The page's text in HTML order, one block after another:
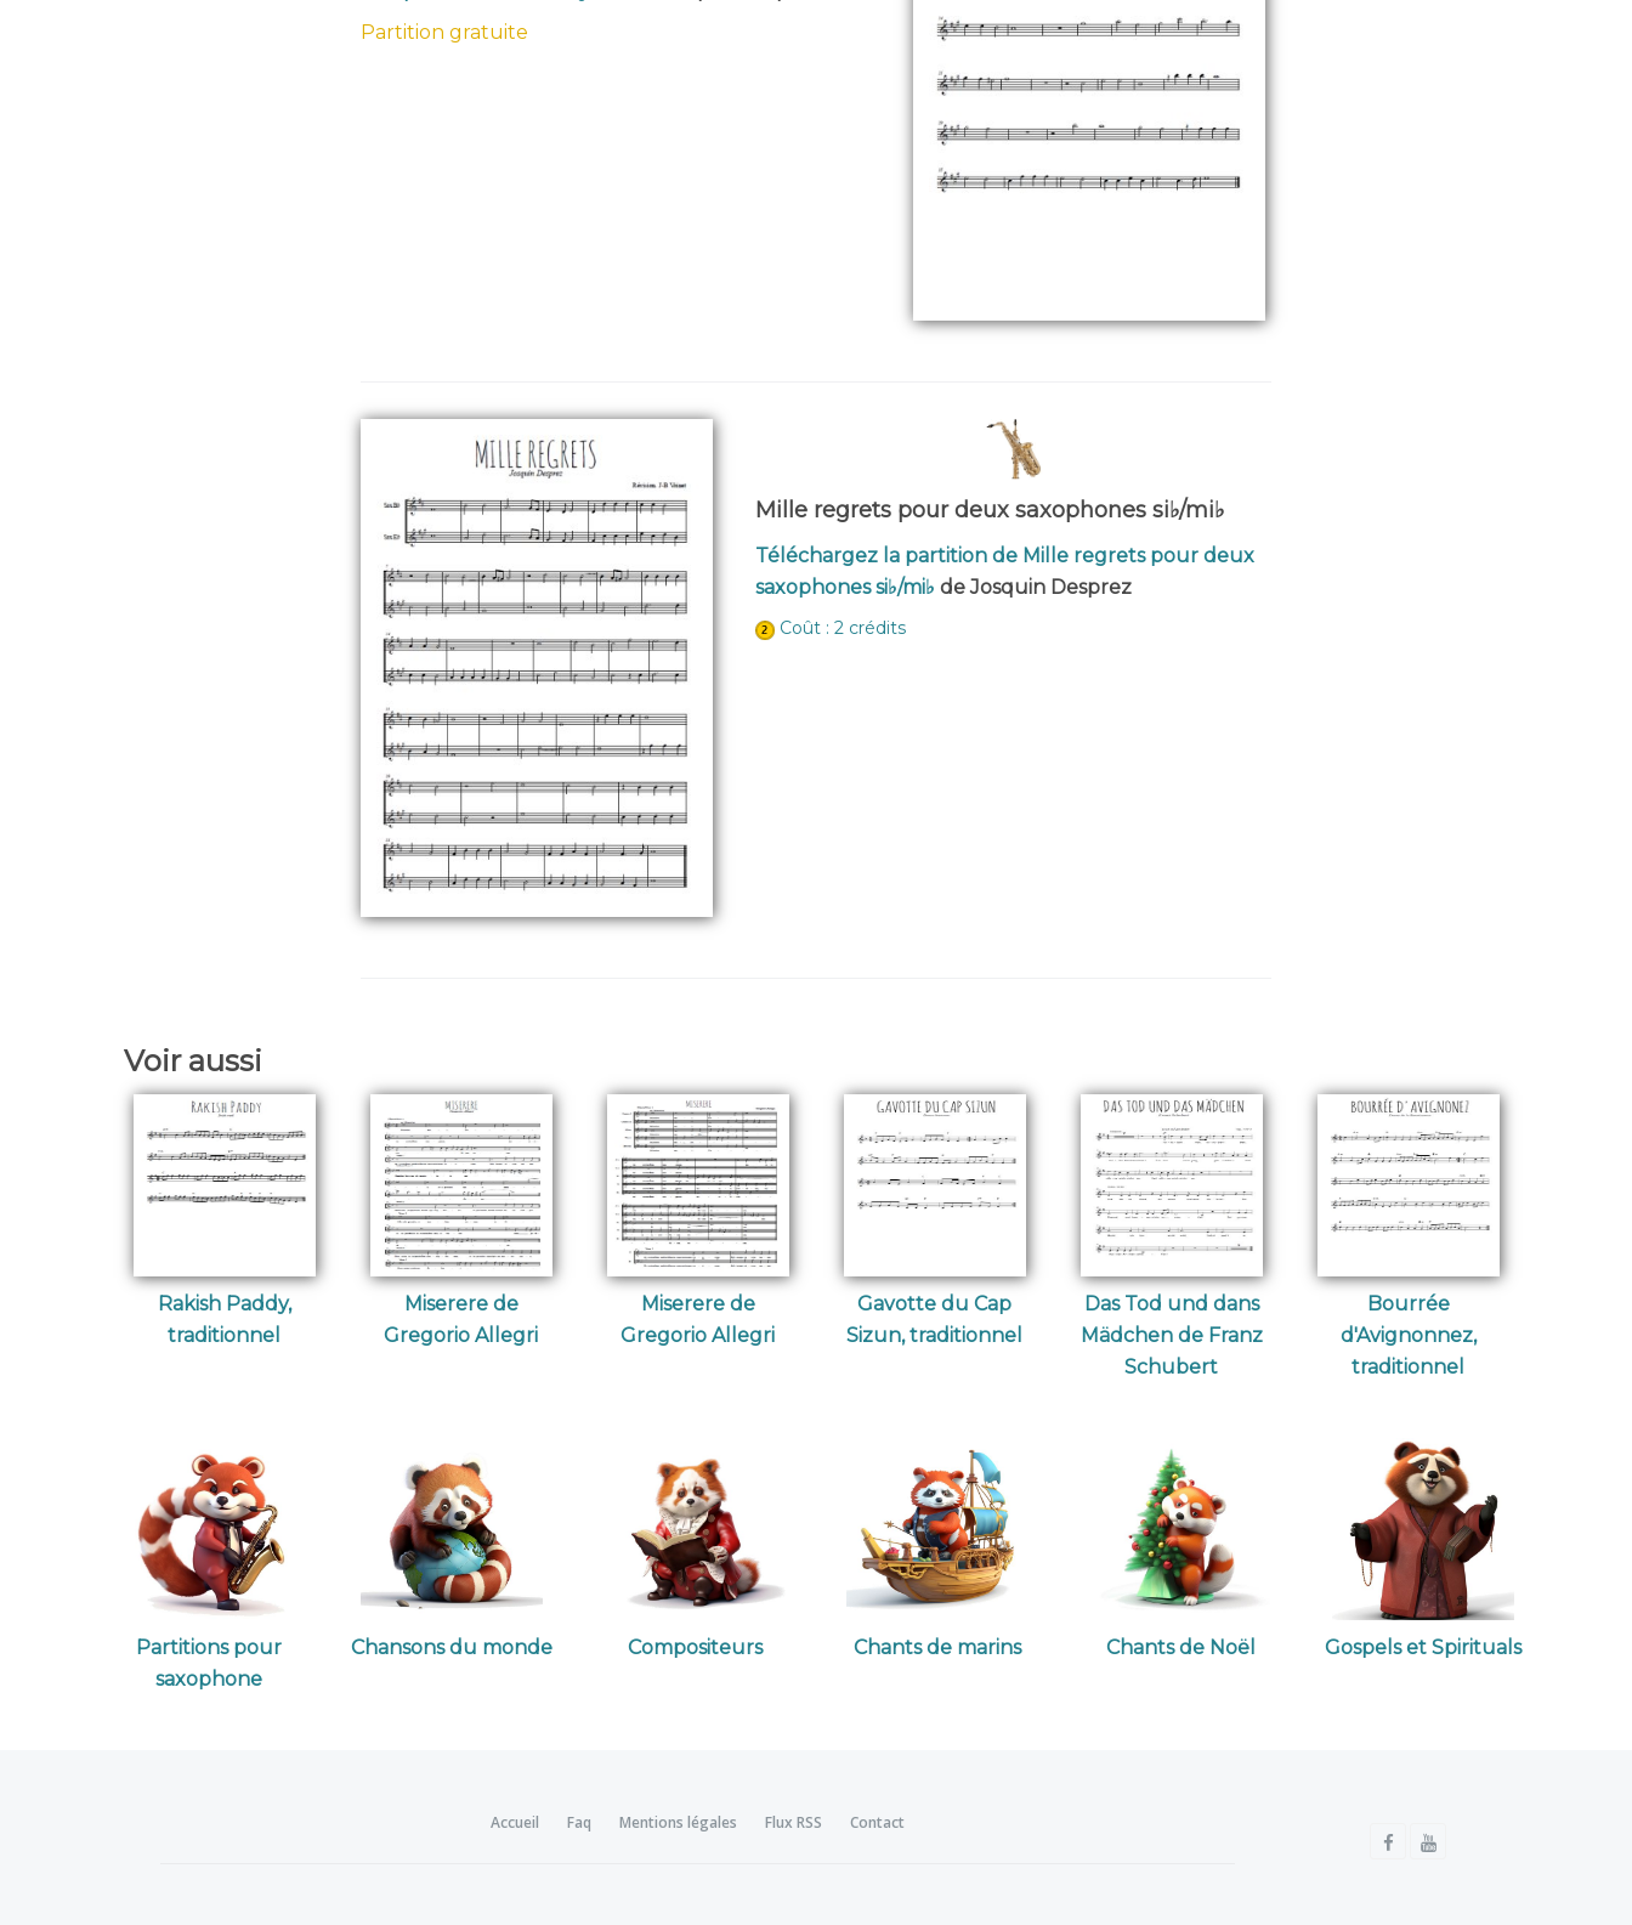
Partition gratuite
Mille regrets pour deux saxophones si♭/mi♭
Téléchargez la partition de Mille regrets pour deux
saxophones si♭/mi♭ de Josquin Desprez
Coût : 2 crédits
Voir aussi
Rakish Paddy,
traditionnel
Miserere de
Gregorio Allegri
Miserere de
Gregorio Allegri
Gavotte du Cap
Sizun, traditionnel
Das Tod und dans
Mädchen de Franz
Schubert
Bourrée
d'Avignonnez,
traditionnel
Partitions pour
saxophone
Chansons du monde Compositeurs Chants de marins Chants de Noël Gospels et Spirituals
Accueil Faq Mentions légales Flux RSS Contact